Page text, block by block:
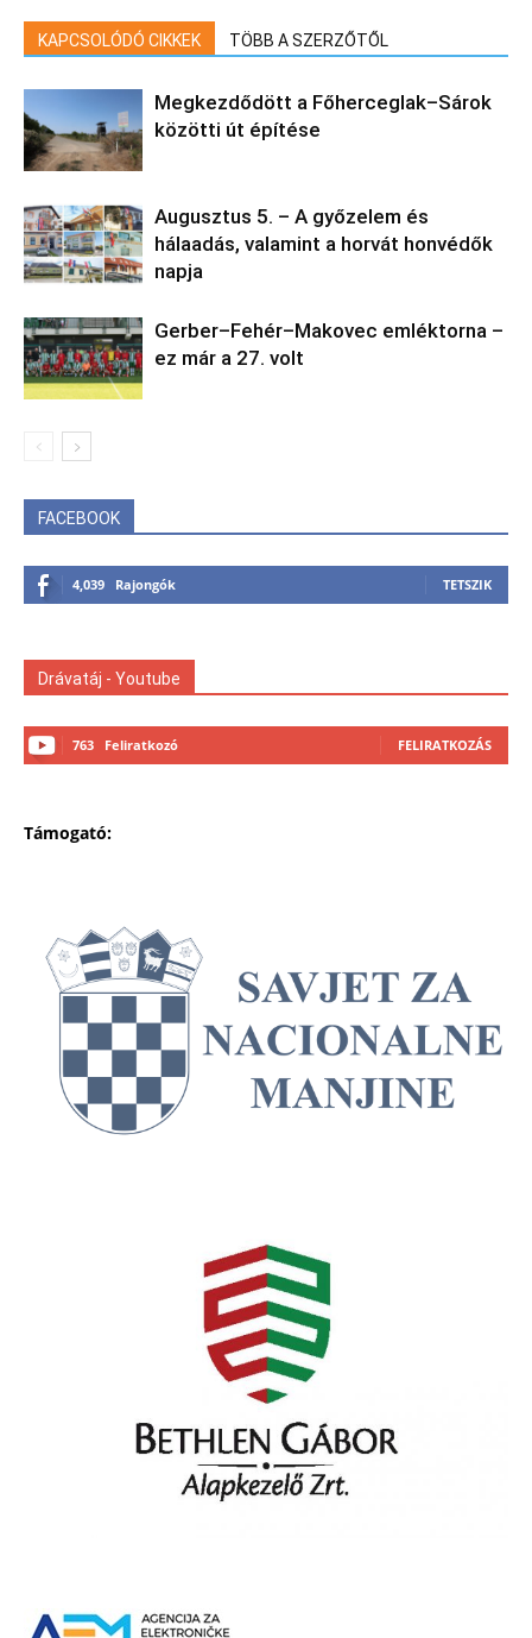
KAPCSOLÓDÓ CIKKEK TÖBB A SZERZŐTŐL
Megkezdődött a Főherceglak–Sárok
közötti út építése
Augusztus 5. – A győzelem és
hálaadás, valamint a horvát honvédők
napja
Gerber–Fehér–Makovec emléktorna –
ez már a 27. volt
FACEBOOK
4,039 Rajongók TETSZIK
Drávatáj - Youtube
763 Feliratkozó FELIRATKOZÁS
Támogató: